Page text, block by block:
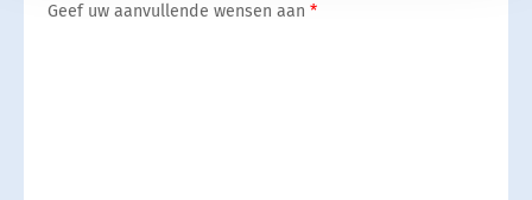
Geef uw aanvullende wensen aan